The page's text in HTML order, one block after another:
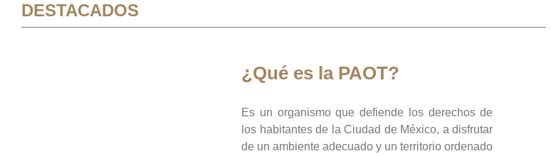
DESTACADOS
¿Qué es la PAOT?
Es un organismo que defiende los derechos de
los habitantes de la Ciudad de México, a disfrutar
de un ambiente adecuado y un territorio ordenado